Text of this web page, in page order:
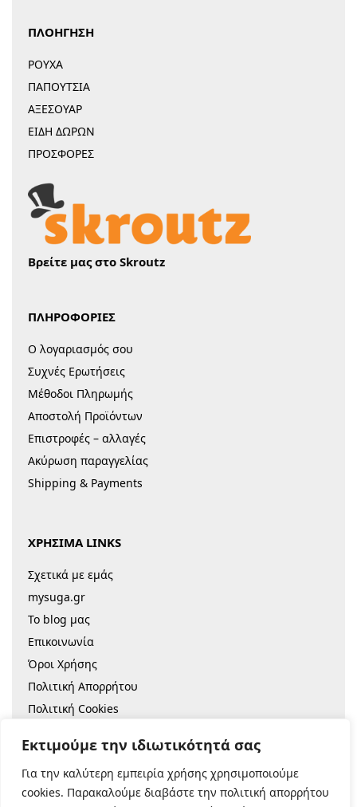
Εκτιμούμε την ιδιωτικότητά σας
Για την καλύτερη εμπειρία χρήσης χρησιμοποιούμε
cookies. Παρακαλούμε διαβάστε την πολιτική απορρήτου
ΠΛΟΗΓΗΣΗ
ΡΟΥΧΑ
ΠΑΠΟΥΤΣΙΑ
ΑΞΕΣΟΥΑΡ
ΕΙΔΗ ΔΩΡΩΝ
ΠΡΟΣΦΟΡΕΣ
Βρείτε μας στο Skroutz
ΠΛΗΡΟΦΟΡΙΕΣ
Ο λογαριασμός σου
Συχνές Ερωτήσεις
Μέθοδοι Πληρωμής
Αποστολή Προϊόντων
Επιστροφές – αλλαγές
Ακύρωση παραγγελίας
Shipping & Payments
ΧΡΗΣΙΜΑ LINKS
Σχετικά με εμάς
mysuga.gr
Το blog μας
Επικοινωνία
Όροι Χρήσης
Πολιτική Απορρήτου
Πολιτική Cookies
© 2022 |Κατασκευή Eshop